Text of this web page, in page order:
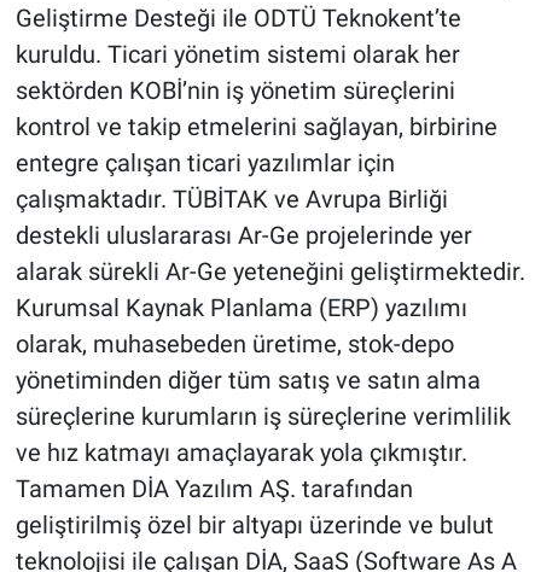
Geliştirme Desteği ile ODTÜ Teknokent’te
kuruldu. Ticari yönetim sistemi olarak her
sektörden KOBİ’nin iş yönetim süreçlerini
kontrol ve takip etmelerini sağlayan, birbirine
entegre çalışan ticari yazılımlar için
çalışmaktadır. TÜBİTAK ve Avrupa Birliği
destekli uluslararası Ar-Ge projelerinde yer
alarak sürekli Ar-Ge yeteneğini geliştirmektedir.
Kurumsal Kaynak Planlama (ERP) yazılımı
olarak, muhasebeden üretime, stok-depo
yönetiminden diğer tüm satış ve satın alma
süreçlerine kurumların iş süreçlerine verimlilik
ve hız katmayı amaçlayarak yola çıkmıştır.
Tamamen DİA Yazılım AŞ. tarafından
geliştirilmiş özel bir altyapı üzerinde ve bulut
teknolojisi ile çalışan DİA, SaaS (Software As A